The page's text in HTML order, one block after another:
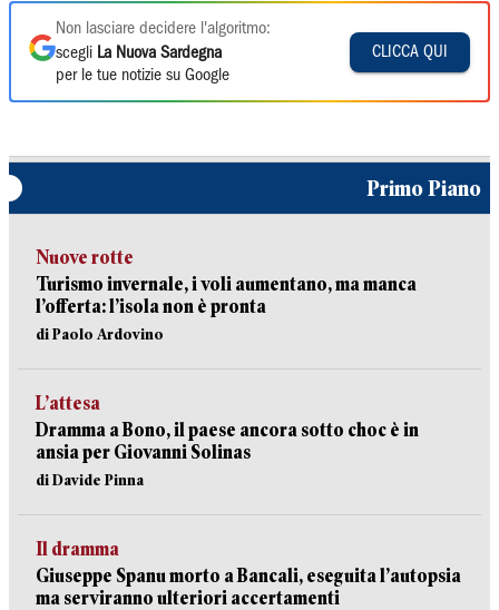
Non lasciare decidere l'algoritmo:
scegli La Nuova Sardegna
per le tue notizie su Google
CLICCA QUI
Primo Piano
Nuove rotte
Turismo invernale, i voli aumentano, ma manca
l’offerta: l’isola non è pronta
di Paolo Ardovino
L’attesa
Dramma a Bono, il paese ancora sotto choc è in
ansia per Giovanni Solinas
di Davide Pinna
Il dramma
Giuseppe Spanu morto a Bancali, eseguita l’autopsia
ma serviranno ulteriori accertamenti